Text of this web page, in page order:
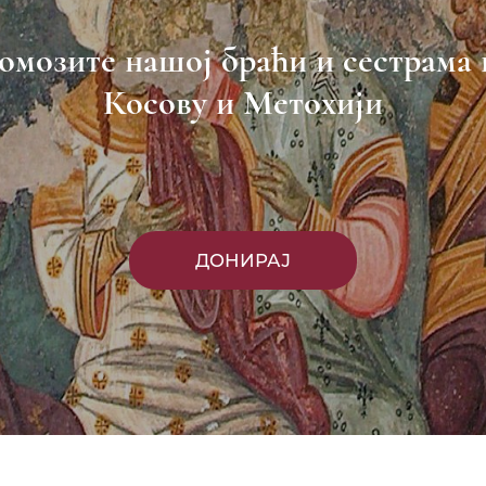
нашој браћи и сестрама
Косову и Метохији
ДОНИРАЈ